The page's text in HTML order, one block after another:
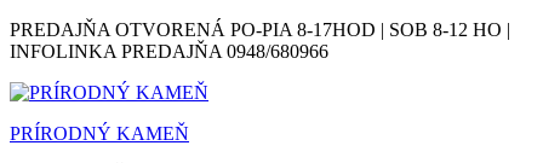
Skip
to
PREDAJŇA OTVORENÁ PO-PIA 8-17HOD | SOB 8-12 HO |
INFOLINKA PREDAJŇA 0948/680966
PRÍRODNÝ KAMEŇ